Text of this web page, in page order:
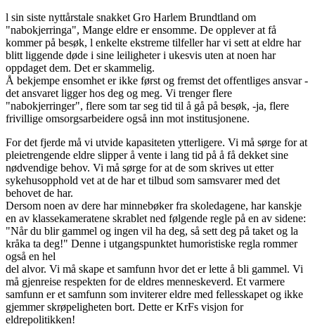
l sin siste nyttårstale snakket Gro Harlem Brundtland om
"nabokjerringa", Mange eldre er ensomme. De opplever at få
kommer på besøk, l enkelte ekstreme tilfeller har vi sett at eldre har
blitt liggende døde i sine leiligheter i ukesvis uten at noen har
oppdaget dem. Det er skammelig.
Å bekjempe ensomhet er ikke først og fremst det offentliges ansvar -
det ansvaret ligger hos deg og meg. Vi trenger flere
"nabokjerringer", flere som tar seg tid til å gå på besøk, -ja, flere
frivillige omsorgsarbeidere også inn mot institusjonene.
For det fjerde må vi utvide kapasiteten ytterligere. Vi må sørge for at
pleietrengende eldre slipper å vente i lang tid på å få dekket sine
nødvendige behov. Vi må sørge for at de som skrives ut etter
sykehusopphold vet at de har et tilbud som samsvarer med det
behovet de har.
Dersom noen av dere har minnebøker fra skoledagene, har kanskje
en av klassekameratene skrablet ned følgende regle på en av sidene:
"Når du blir gammel og ingen vil ha deg, så sett deg på taket og la
kråka ta deg!" Denne i utgangspunktet humoristiske regla rommer
også en hel
del alvor. Vi må skape et samfunn hvor det er lette å bli gammel. Vi
må gjenreise respekten for de eldres menneskeverd. Et varmere
samfunn er et samfunn som inviterer eldre med fellesskapet og ikke
gjemmer skrøpeligheten bort. Dette er KrFs visjon for
eldrepolitikken!